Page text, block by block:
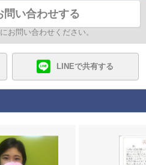
問い合わせする
お問い合わせください。
LINEで共有する